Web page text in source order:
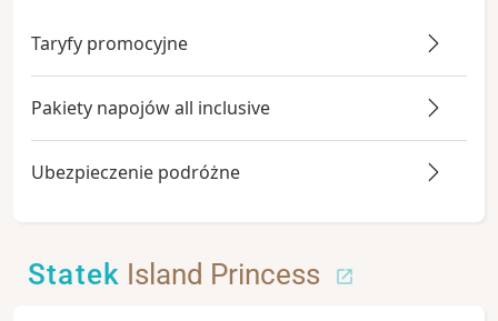
Taryfy promocyjne
Pakiety napojów all inclusive
Ubezpieczenie podróżne
Statek Island Princess